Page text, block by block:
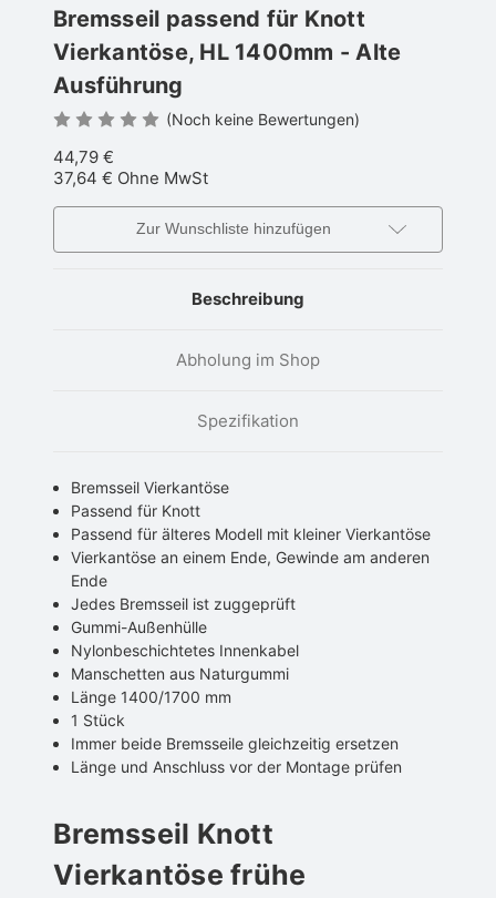
Bremsseil passend für Knott
Vierkantöse, HL 1400mm - Alte
Ausführung
(Noch keine Bewertungen)
44,79 €
37,64 € Ohne MwSt
Zur Wunschliste hinzufügen
Beschreibung
Abholung im Shop
Spezifikation
Bremsseil Vierkantöse
Passend für Knott
Passend für älteres Modell mit kleiner Vierkantöse
Vierkantöse an einem Ende, Gewinde am anderen
Ende
Jedes Bremsseil ist zuggeprüft
Gummi-Außenhülle
Nylonbeschichtetes Innenkabel
Manschetten aus Naturgummi
Länge 1400/1700 mm
1 Stück
Immer beide Bremsseile gleichzeitig ersetzen
Länge und Anschluss vor der Montage prüfen
Bremsseil Knott
Vierkantöse frühe